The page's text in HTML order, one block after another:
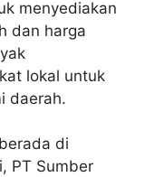
menyediakan
dan harga
lokal untuk
daerah.
di
PT Sumber